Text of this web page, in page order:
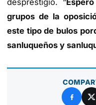
grupos de la
este tipo de bulos
sanluqueños y